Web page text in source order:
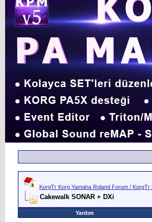
KorgTr Korg Yamaha Roland Forum /
Cakewalk SONAR + DXi
Yardım